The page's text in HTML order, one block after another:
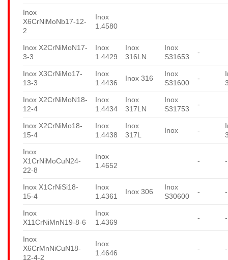
Inox
X6CrNiMoNb17-12-
2
Inox
1.4580
Inox X2CrNiMoN17-
3-3
Inox
1.4429
Inox
316LN
Inox
S31653
-
Inox X3CrNiMo17-
13-3
Inox
1.4436
Inox 316
Inox
S31600
-
Inox X2CrNiMoN18-
12-4
Inox
1.4434
Inox
317LN
Inox
S31753
-
Inox X2CrNiMo18-
15-4
Inox
1.4438
Inox
317L
Inox -
Inox
X1CrNiMoCuN24-
22-8
Inox
1.4652
- -
Inox X1CrNiSi18-
15-4
Inox
1.4361
Inox 306
Inox
S30600
- -
Inox
X11CrNiMnN19-8-6
Inox
1.4369
- -
Inox
X6CrMnNiCuN18-
12-4-2
Inox
1.4646
- -